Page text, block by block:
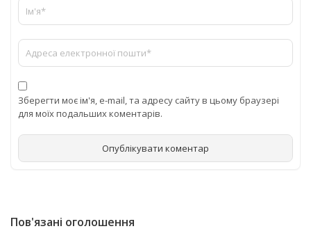
Зберегти моє ім'я, e-mail, та адресу сайту в цьому браузері
для моїх подальших коментарів.
Пов'язані оголошення